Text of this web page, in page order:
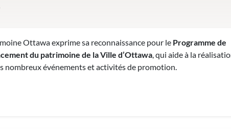
Ottawa exprime sa reconnaissance pour le Programme de
du patrimoine de la Ville d’Ottawa, qui aide à la
nombreux événements et activités de promotion.